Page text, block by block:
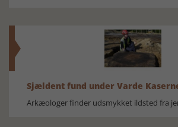
Sjældent fund under Varde
Arkæologer finder udsmykket ildsted fra